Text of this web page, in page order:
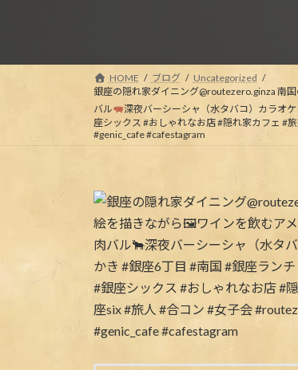
HOME ブログ
Uncategorized
銀座の隠れ家ダイニング@routezero.ginza 南
バル
深夜バーシーシャ（水タバコ）カラオ
座シックス #おしゃれなお店 #隠れ家カフェ #
#genic_cafe #cafestagram